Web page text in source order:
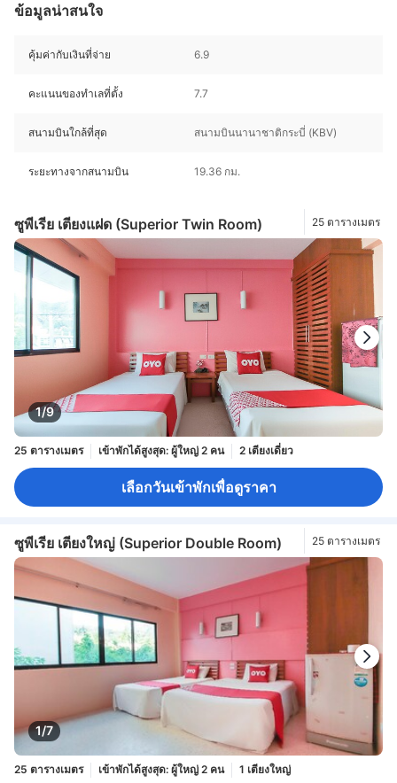
ข้อมูลน่าสนใจ
คุ้มค่ากับเงินที่จ่าย 6.9
คะแนนของทำเลที่ตั้ง 7.7
สนามบินใกล้ที่สุด สนามบินนานาชาติกระบี่ (KBV)
ระยะทางจากสนามบิน 19.36 กม.
ซูพีเรีย เตียงแฝด (Superior Twin Room) 25 ตารางเมตร
1/9
25 ตารางเมตร เข้าพักได้สูงสุด: ผู้ใหญ่ 2 คน 2 เตียงเดี่ยว
เลือกวันเข้าพักเพื่อดูราคา
ซูพีเรีย เตียงใหญ่ (Superior Double Room) 25 ตารางเมตร
1/7
25 ตารางเมตร เข้าพักได้สูงสุด: ผู้ใหญ่ 2 คน
1 เตียงใหญ่